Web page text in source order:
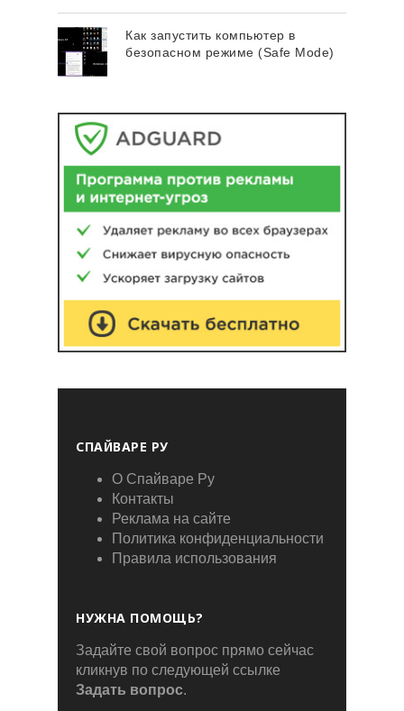
Как запустить компьютер в
безопасном режиме (Safe Mode)
СПАЙВАРЕ РУ
О Спайваре Ру
Контакты
Реклама на сайте
Политика конфиденциальности
Правила использования
НУЖНА ПОМОЩЬ?
Задайте свой вопрос прямо сейчас
кликнув по следующей ссылке
Задать вопрос.